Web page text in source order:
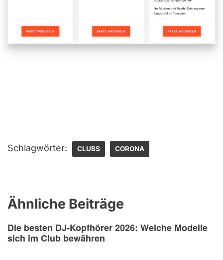
Schlagwörter: CLUBS CORONA
Ähnliche Beiträge
Die besten DJ-Kopfhörer 2026: Welche Modelle
sich im Club bewähren